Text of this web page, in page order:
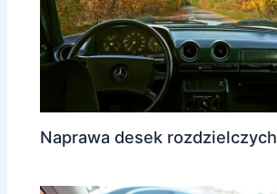
Naprawa desek rozdzielczych